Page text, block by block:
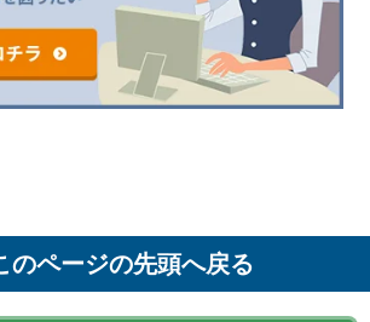
のページの先頭へ戻る